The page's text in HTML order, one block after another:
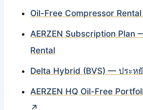
Oil-Free Compressor
AERZEN Subscription Plan
Rental
Delta Hybrid (BVS) — ประห
AERZEN HQ Oil-Free